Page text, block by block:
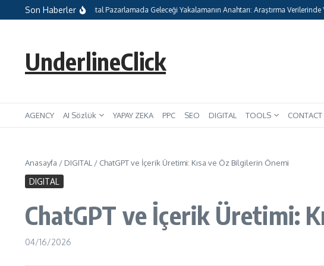
İçeriğe atlaSon HaberlerDijital Pazarlamada Geleceği Yakalamanın Anahtarı: Araştırma Verilerinde Yeni
UnderlineClick
AGENCY AI Sözlük YAPAY ZEKA PPC SEO DIGITAL TOOLS CONTACT
Anasayfa / DIGITAL / ChatGPT ve İçerik Üretimi: Kısa ve Öz Bilgilerin Önemi
DIGITAL
ChatGPT ve İçerik Üretimi:
04/16/2026